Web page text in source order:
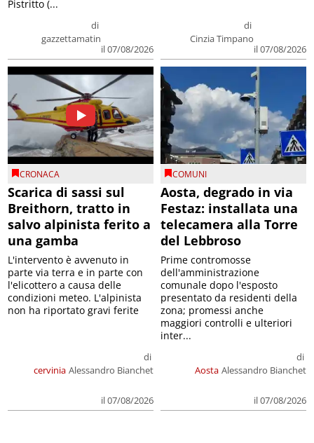
di
gazzettamatin
il 07/08/2026
Pistritto (...
di
Cinzia Timpano
il 07/08/2026
CRONACA
Scarica di sassi sul
Breithorn, tratto in
salvo alpinista ferito a
una gamba
cervinia
di
Alessandro Bianchet
il 07/08/2026
L'intervento è avvenuto in
parte via terra e in parte con
l'elicottero a causa delle
condizioni meteo. L'alpinista
non ha riportato gravi ferite
COMUNI
Aosta, degrado in via
Festaz: installata una
telecamera alla Torre
del Lebbroso
Aosta
di
Alessandro Bianchet
il 07/08/2026
Prime contromosse
dell'amministrazione
comunale dopo l'esposto
presentato da residenti della
zona; promessi anche
maggiori controlli e ulteriori
inter...